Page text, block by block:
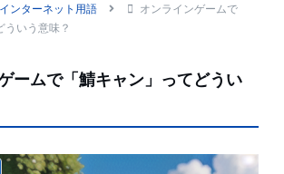
インターネット用語
オンラインゲームで
ういう意味？
ームで「鯖キャン」ってどうい